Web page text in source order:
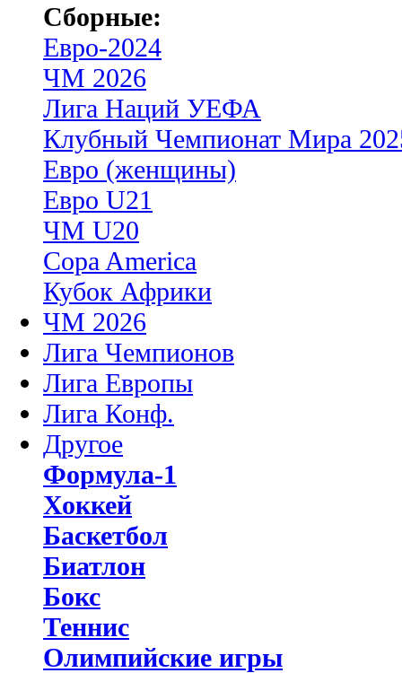
Сборные:
Евро-2024
ЧМ 2026
Лига Наций УЕФА
Клубный Чемпионат Мира
Евро (женщины)
Евро U21
ЧМ U20
Copa America
Кубок Африки
ЧМ 2026
Лига Чемпионов
Лига Европы
Лига Конф.
Другое
Формула-1
Хоккей
Баскетбол
Биатлон
Бокс
Теннис
Олимпийские игры